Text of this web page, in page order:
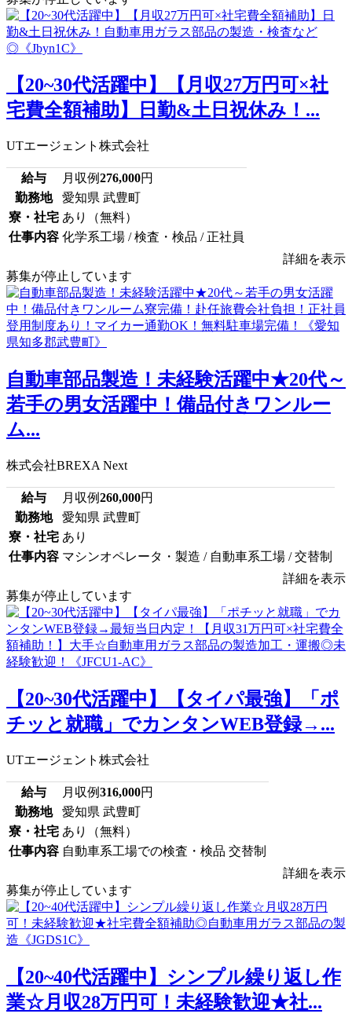
【20~30代活躍中】【月収27万円可×社
宅費全額補助】日勤&土日祝休み！...
UTエージェント株式会社
給与 月収例276,000円
勤務地
愛知県 武豊町
寮・社宅 あり（無料）
仕事内容 化学系工場 / 検査・検品 / 正社員
詳細を表示
募集が停止しています
自動車部品製造！未経験活躍中★20代～
若手の男女活躍中！備品付きワンルー
ム...
株式会社BREXA Next
給与 月収例260,000円
勤務地
愛知県 武豊町
寮・社宅 あり
仕事内容 マシンオペレータ・製造 / 自動車系工場 / 交替制
詳細を表示
募集が停止しています
【20~30代活躍中】【タイパ最強】「ポ
チッと就職」でカンタンWEB登録→...
UTエージェント株式会社
給与 月収例316,000円
勤務地
愛知県 武豊町
寮・社宅 あり（無料）
仕事内容 自動車系工場での検査・検品 交替制
詳細を表示
募集が停止しています
【20~40代活躍中】シンプル繰り返し作
業☆月収28万円可！未経験歓迎★社...